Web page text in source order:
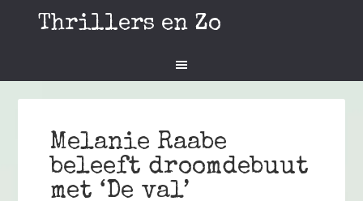
Thrillers en Zo
Melanie Raabe
beleeft droomdebuut
met ‘De val’